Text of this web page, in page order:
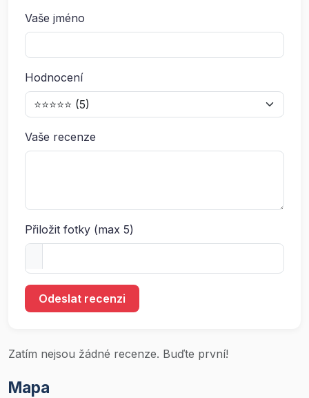
Vaše jméno
Hodnocení
Vaše recenze
Přiložit fotky (max 5)
Odeslat recenzi
Zatím nejsou žádné recenze. Buďte první!
Mapa